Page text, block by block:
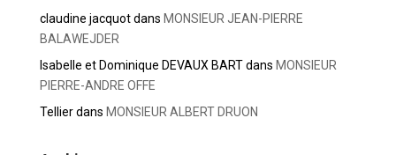
claudine jacquotdans MONSIEUR JEAN-PIERRE
BALAWEJDER
Isabelle et Dominique DEVAUX BARTdans MONSIEUR
PIERRE-ANDRE OFFE
Tellierdans MONSIEUR ALBERT DRUON